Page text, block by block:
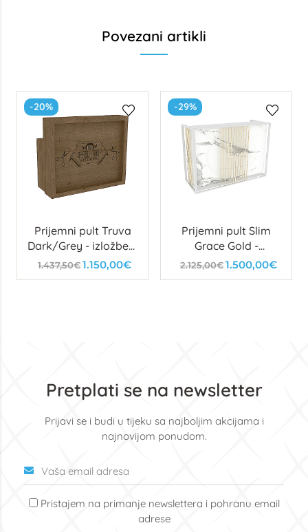
Povezani artikli
-20%
Prijemni pult Truva
Dark/Grey - izložbeni
primjerak
1.437,50€1.150,00€
-29%
Prijemni pult Slim
Grace Gold -
izložbeni primjerak
2.125,00€ 1.500,00€
Pretplati se na newsletter
Prijavi se i budi u tijeku sa najboljim akcijama i
najnovijom ponudom.
Pristajem na primanje newslettera i pohranu email
adrese